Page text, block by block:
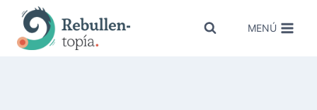
Saltar
contenido
MENÚ